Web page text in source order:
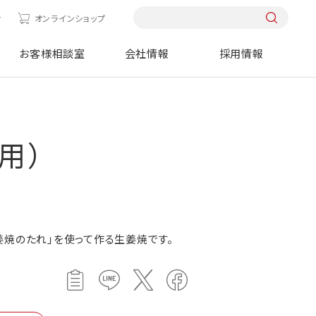
オンラインショップ
お客様相談室 会社情報 採用情報
のたれ」を使って作る生姜焼です。